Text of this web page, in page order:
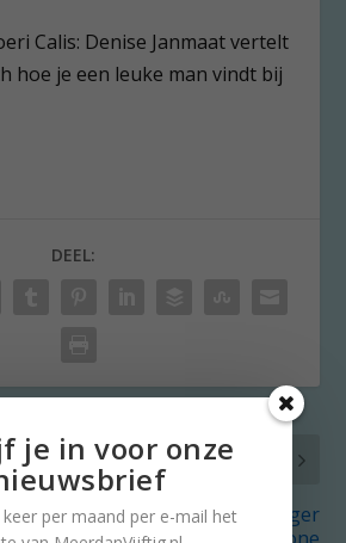
Calis: Denise Janmaat vertelt
hoe je een leuke man vindt bij
DEEL:
VOLGENDE
En de Meerdanvijftiger
je in voor onze
per maand per e-mail het